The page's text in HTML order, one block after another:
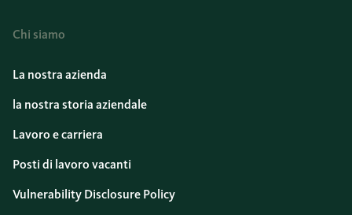
Chi siamo
La nostra azienda
la nostra storia aziendale
Lavoro e carriera
Posti di lavoro vacanti
Vulnerability Disclosure Policy